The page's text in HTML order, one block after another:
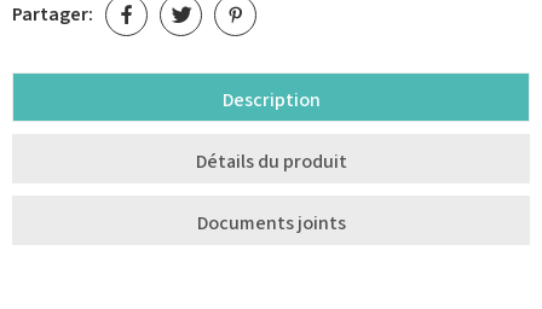
Partager:
Description
Détails du produit
Documents joints